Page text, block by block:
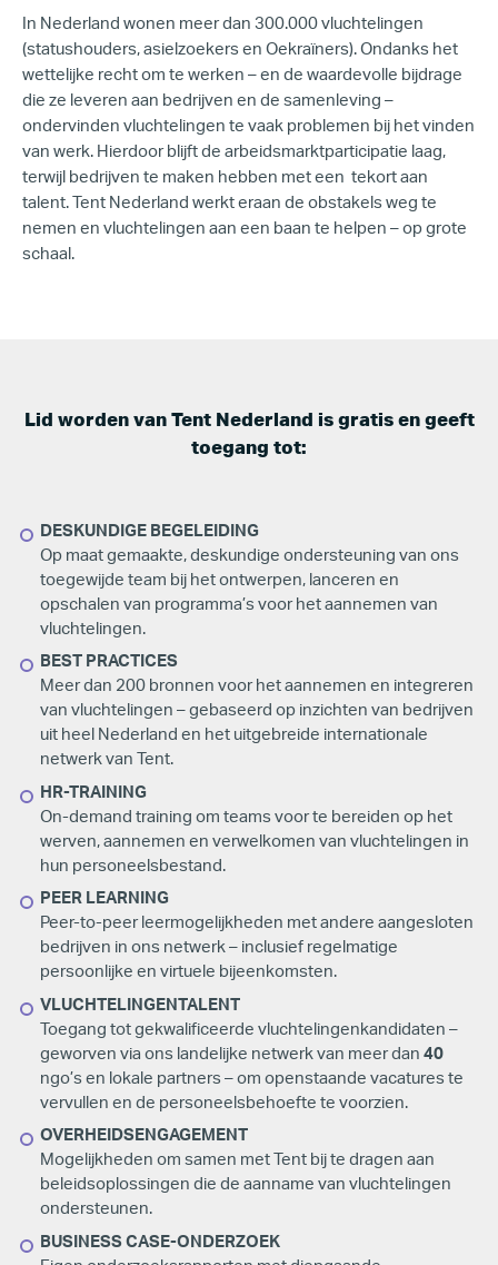
In Nederland wonen meer dan 300.000 vluchtelingen
(statushouders, asielzoekers en Oekraïners). Ondanks het
wettelijke recht om te werken – en de waardevolle bijdrage
die ze leveren aan bedrijven en de samenleving –
ondervinden vluchtelingen te vaak problemen bij het vinden
van werk. Hierdoor blijft de arbeidsmarktparticipatie laag,
terwijl bedrijven te maken hebben met een tekort aan
talent.
Tent Nederland werkt eraan de obstakels weg te
nemen en vluchtelingen aan een baan te helpen – op grote
schaal.
Lid worden van Tent Nederland is gratis en geeft
toegang tot:
DESKUNDIGE BEGELEIDING
Op maat gemaakte, deskundige ondersteuning van ons
toegewijde team bij het ontwerpen, lanceren en
opschalen van programma’s voor het aannemen van
vluchtelingen.
BEST PRACTICES
Meer dan 200 bronnen voor het aannemen en integreren
van vluchtelingen – gebaseerd op inzichten van bedrijven
uit heel Nederland en het uitgebreide internationale
netwerk van Tent.
HR-TRAINING
On-demand training om teams voor te bereiden op het
werven, aannemen en verwelkomen van vluchtelingen in
hun personeelsbestand.
PEER LEARNING
Peer-to-peer leermogelijkheden met andere aangesloten
bedrijven in ons netwerk – inclusief regelmatige
persoonlijke en virtuele bijeenkomsten.
VLUCHTELINGENTALENT
Toegang tot gekwalificeerde vluchtelingenkandidaten –
geworven via ons landelijke netwerk van meer dan 40
ngo’s en lokale partners – om openstaande vacatures te
vervullen en de personeelsbehoefte te voorzien.
OVERHEIDSENGAGEMENT
Mogelijkheden om samen met Tent bij te dragen aan
beleidsoplossingen die de aanname van vluchtelingen
ondersteunen.
BUSINESS CASE-ONDERZOEK